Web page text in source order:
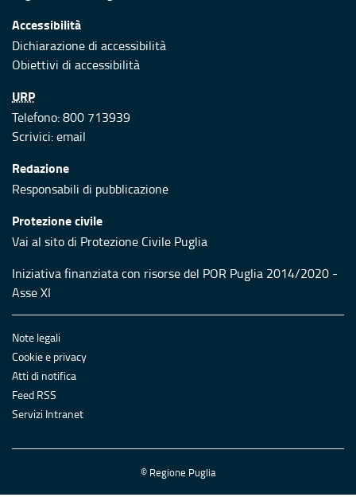
Accessibilità
Dichiarazione di accessibilità
Obiettivi di accessibilità
URP
Telefono: 800 713939
Scrivici:email
Redazione
Responsabili di pubblicazione
Protezione civile
Vai al sito di Protezione Civile Puglia
Iniziativa finanziata con risorse del POR Puglia 2014/2020 -
Asse XI
Note legali
Cookie e privacy
Atti di notifica
Feed RSS
Servizi Intranet
© Regione Puglia